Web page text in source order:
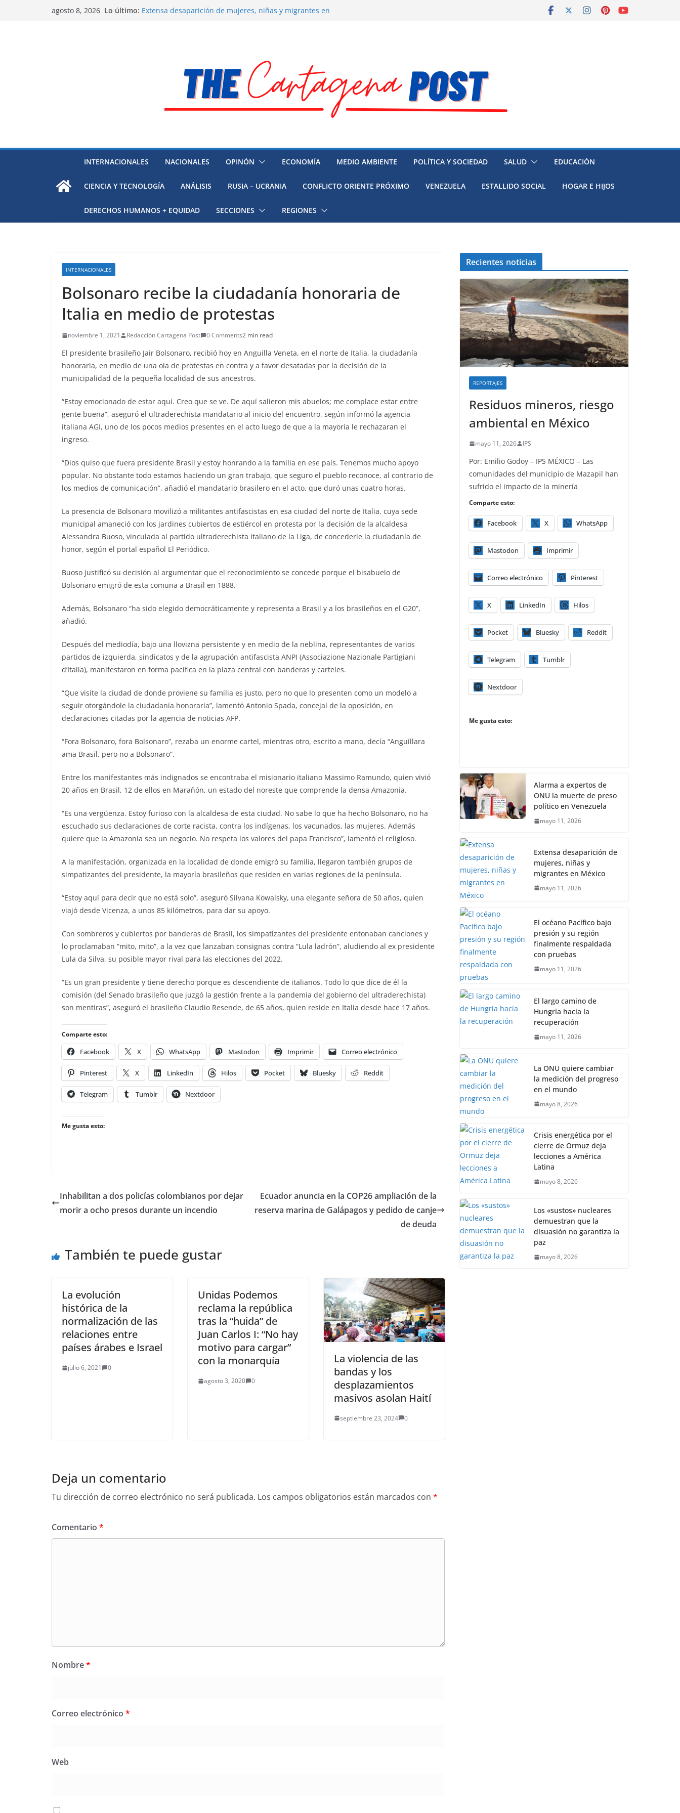
agosto 8, 2026 Lo último: Extensa desaparición de mujeres, niñas y migrantes en
Residuos mineros, riesgo ambiental en México
Alarma a expertos de ONU la muerte de preso político en
INTERNACIONALES NACIONALES OPINÓN ECONOMÍA MEDIO AMBIENTE POLÍTICA Y SOCIEDAD SALUD EDUCACIÓN
CIENCIA Y TECNOLOGÍA ANÁLISIS RUSIA – UCRANIA CONFLICTO ORIENTE PRÓXIMO VENEZUELA ESTALLIDO SOCIAL HOGAR E HIJOS
DERECHOS HUMANOS + EQUIDAD SECCIONES REGIONES
INTERNACIONALES
Bolsonaro recibe la ciudadanía honoraria de
Italia en medio de protestas
noviembre 1, 2021 Redacción Cartagena Post 0 Comments2 min read
El presidente brasileño Jair Bolsonaro, recibió hoy en Anguilla Veneta, en el norte de Italia, la ciudadanía
honoraria, en medio de una ola de protestas en contra y a favor desatadas por la decisión de la
municipalidad de la pequeña localidad de sus ancestros.
“Estoy emocionado de estar aquí. Creo que se ve. De aquí salieron mis abuelos; me complace estar entre
gente buena”, aseguró el ultraderechista mandatario al inicio del encuentro, según informó la agencia
italiana AGI, uno de los pocos medios presentes en el acto luego de que a la mayoría le rechazaran el
ingreso.
“Dios quiso que fuera presidente Brasil y estoy honrando a la familia en ese país. Tenemos mucho apoyo
popular. No obstante todo estamos haciendo un gran trabajo, que seguro el pueblo reconoce, al contrario de
los medios de comunicación”, añadió el mandatario brasilero en el acto, que duró unas cuatro horas.
La presencia de Bolsonaro movilizó a militantes antifascistas en esa ciudad del norte de Italia, cuya sede
municipal amaneció con los jardines cubiertos de estiércol en protesta por la decisión de la alcaldesa
Alessandra Buoso, vinculada al partido ultraderechista italiano de la Liga, de concederle la ciudadanía de
honor, según el portal español El Periódico.
Buoso justificó su decisión al argumentar que el reconocimiento se concede porque el bisabuelo de
Bolsonaro emigró de esta comuna a Brasil en 1888.
Además, Bolsonaro “ha sido elegido democráticamente y representa a Brasil y a los brasileños en el G20”,
añadió.
Después del mediodía, bajo una llovizna persistente y en medio de la neblina, representantes de varios
partidos de izquierda, sindicatos y de la agrupación antifascista ANPI (Associazione Nazionale Partigiani
d’Italia), manifestaron en forma pacífica en la plaza central con banderas y carteles.
“Que visite la ciudad de donde proviene su familia es justo, pero no que lo presenten como un modelo a
seguir otorgándole la ciudadanía honoraria”, lamentó Antonio Spada, concejal de la oposición, en
declaraciones citadas por la agencia de noticias AFP.
“Fora Bolsonaro, fora Bolsonaro”, rezaba un enorme cartel, mientras otro, escrito a mano, decía “Anguillara
ama Brasil, pero no a Bolsonaro”.
Entre los manifestantes más indignados se encontraba el misionario italiano Massimo Ramundo, quien vivió
20 años en Brasil, 12 de ellos en Marañón, un estado del noreste que comprende la densa Amazonia.
“Es una vergüenza. Estoy furioso con la alcaldesa de esta ciudad. No sabe lo que ha hecho Bolsonaro, no ha
escuchado sus declaraciones de corte racista, contra los indígenas, los vacunados, las mujeres. Además
quiere que la Amazonia sea un negocio. No respeta los valores del papa Francisco”, lamentó el religioso.
A la manifestación, organizada en la localidad de donde emigró su familia, llegaron también grupos de
simpatizantes del presidente, la mayoría brasileños que residen en varias regiones de la península.
“Estoy aquí para decir que no está solo”, aseguró Silvana Kowalsky, una elegante señora de 50 años, quien
viajó desde Vicenza, a unos 85 kilómetros, para dar su apoyo.
Con sombreros y cubiertos por banderas de Brasil, los simpatizantes del presidente entonaban canciones y
lo proclamaban “mito, mito”, a la vez que lanzaban consignas contra “Lula ladrón”, aludiendo al ex presidente
Lula da Silva, su posible mayor rival para las elecciones del 2022.
“Es un gran presidente y tiene derecho porque es descendiente de italianos. Todo lo que dice de él la
comisión (del Senado brasileño que juzgó la gestión frente a la pandemia del gobierno del ultraderechista)
son mentiras”, aseguró el brasileño Claudio Resende, de 65 años, quien reside en Italia desde hace 17 años.
Comparte esto:
Facebook X WhatsApp Mastodon Imprimir Correo electrónico
Pinterest X LinkedIn Hilos Pocket Bluesky Reddit
Telegram Tumblr Nextdoor
Me gusta esto:
Inhabilitan a dos policías colombianos por dejar
morir a ocho presos durante un incendio
Ecuador anuncia en la COP26 ampliación de la
reserva marina de Galápagos y pedido de canje
de deuda
También te puede gustar
La evolución
histórica de la
normalización de las
relaciones entre
países árabes e Israel
julio 6, 2021 0
Unidas Podemos
reclama la república
tras la “huida” de
Juan Carlos I: “No hay
motivo para cargar”
con la monarquía
agosto 3, 2020 0
La violencia de las
bandas y los
desplazamientos
masivos asolan Haití
septiembre 23, 2024 0
Deja un comentario
Tu dirección de correo electrónico no será publicada. Los campos obligatorios están marcados con *
Comentario *
Nombre*
Correo electrónico *
Web
Recientes noticias
REPORTAJES
Residuos mineros, riesgo
ambiental en México
mayo 11, 2026 IPS
Por: Emilio Godoy – IPS MÉXICO – Las
comunidades del municipio de Mazapil han
sufrido el impacto de la minería
Comparte esto:
Facebook X WhatsApp
Mastodon Imprimir
Correo electrónico Pinterest
X LinkedIn Hilos
Pocket Bluesky Reddit
Telegram Tumblr
Nextdoor
Me gusta esto:
Alarma a expertos de
ONU la muerte de preso
político en Venezuela
mayo 11, 2026
Extensa desaparición de
mujeres, niñas y
migrantes en México
mayo 11, 2026
El océano Pacífico bajo
presión y su región
finalmente respaldada
con pruebas
mayo 11, 2026
El largo camino de
Hungría hacia la
recuperación
mayo 11, 2026
La ONU quiere cambiar
la medición del progreso
en el mundo
mayo 8, 2026
Crisis energética por el
cierre de Ormuz deja
lecciones a América
Latina
mayo 8, 2026
Los «sustos» nucleares
demuestran que la
disuasión no garantiza la
paz
mayo 8, 2026